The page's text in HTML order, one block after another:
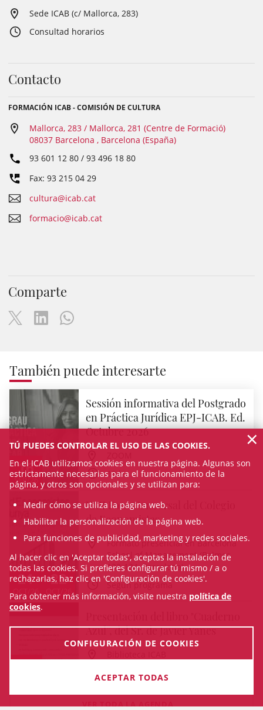
Sede ICAB (c/ Mallorca, 283)
Consultad horarios
Contacto
FORMACIÓN ICAB - COMISIÓN DE CULTURA
Mallorca, 283 / Mallorca, 281 (Centre de Formació)
08037 Barcelona , Barcelona (España)
93 601 12 80 / 93 496 18 80
Fax: 93 215 04 29
cultura@icab.cat
formacio@icab.cat
Comparte
También puede interesarte
16
SEP/26
Sessión informativa del Postgrado
en Práctica Jurídica EPJ-ICAB. Ed.
Octubre 2026
18 h
21
OCT/26
22
XXII Foro Concursal del Colegio
de Economistas
Formato presencial en Barcelona
School of Management (Balmes
132-134, Barcelona)
Según programa
Azul”, del Sr. de Javier Yanes
18 h
VER TODA LA AGENDA
TÚ PUEDES CONTROLAR EL USO DE LAS COOKIES.
En el ICAB utilizamos cookies en nuestra página. Algunas son
estrictamente necesarias para el funcionamiento de la
página, y otros son opcionales y se utilizan para:
Medir cómo se utiliza la página web.
Habilitar la personalización de la página web.
Para funciones de publicidad, marketing y redes sociales.
Al hacer clic en 'Aceptar todas', aceptas la instalación de
todas las cookies. Si prefieres configurar tú mismo / a o
rechazarlas, haz clic en 'Configuración de cookies'.
Para obtener más información, visite nuestra política de
cookies.
CONFIGURACIÓN DE COOKIES
ACEPTAR TODAS
×